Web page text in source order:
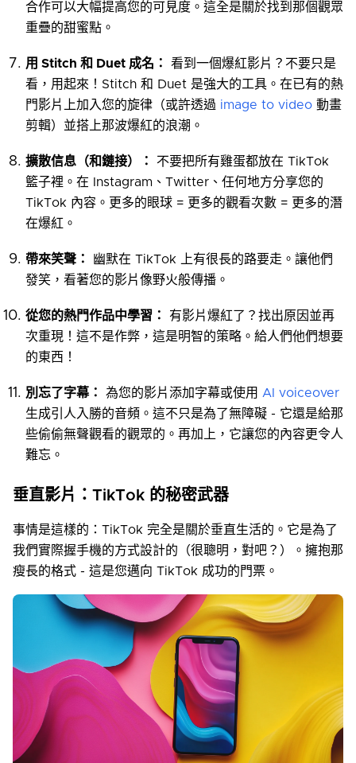
合作可以大幅提高您的可見度。這全是關於找到那個觀眾
重疊的甜蜜點。
用 Stitch 和 Duet 成名：
看到一個爆紅影片？不要只是
看，用起來！Stitch 和 Duet 是強大的工具。在已有的熱
門影片上加入您的旋律（或許透過 image to video 動畫
剪輯）並搭上那波爆紅的浪潮。
擴散信息（和鏈接）：
不要把所有雞蛋都放在 TikTok
籃子裡。在 Instagram、Twitter、任何地方分享您的
TikTok 內容。更多的眼球 = 更多的觀看次數 = 更多的潛
在爆紅。
帶來笑聲：
幽默在 TikTok 上有很長的路要走。讓他們
發笑，看著您的影片像野火般傳播。
從您的熱門作品中學習：
有影片爆紅了？找出原因並再
次重現！這不是作弊，這是明智的策略。給人們他們想要
的東西！
別忘了字幕： 為您的影片添加字幕或使用 AI voiceover
生成引人入勝的音頻。這不只是為了無障礙 - 它還是給那
些偷偷無聲觀看的觀眾的。再加上，它讓您的內容更令人
難忘。
垂直影片：TikTok 的秘密武器
事情是這樣的：TikTok 完全是關於垂直生活的。它是為了
我們實際握手機的方式設計的（很聰明，對吧？）。擁抱那
瘦長的格式 - 這是您邁向 TikTok 成功的門票。